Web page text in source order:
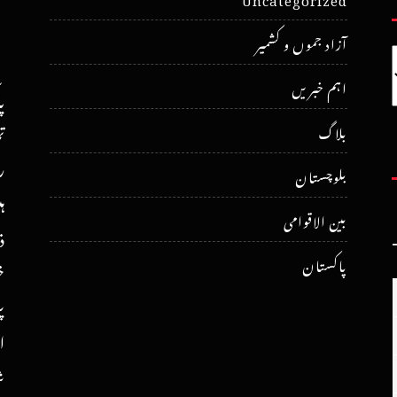
آزاد جموں و کشمیر
اہم خبریں
بلاگ
بلوچستان
بین الاقوامی
پاکستان